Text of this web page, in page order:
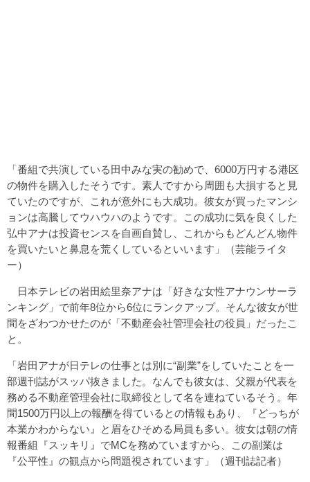
「番組で共演している田中みな実の勧めで、6000万円する港区
の物件を購入したそうです。素人ですから周囲も大損すると見
ていたのですが、これが意外にも大成功。彼女が買ったマンシ
ョンは高騰してウハウハのようです。この成功に気を良くした
弘中アナは投資センスを自画自賛し、これからもどんどん物件
を買いたいと鼻息を荒くしているといいます」（芸能ライタ
ー）
日本テレビの岩田絵里奈アナは「好きな女性アナウンサーラ
ンキング」で前年8位から6位にランクアップ。そんな彼女が世
間をざわつかせたのが「不動産会社管理会社の役員」だったこ
と。
「岩田アナが日テレの仕事とは別に“副業”をしていたことを一
部週刊誌がスッパ抜きました。なんでも彼女は、父親が代表を
務める不動産管理会社に取締役として名を連ねているそう。年
間1500万円以上の報酬を得ているとの情報もあり、『どっちが
本業かわからない』と眉をひそめる局員も多い。彼女は朝の情
報番組『スッキリ』でMCを務めていますから、この副業は
『公平性』の観点から問題視されています」（週刊誌記者）